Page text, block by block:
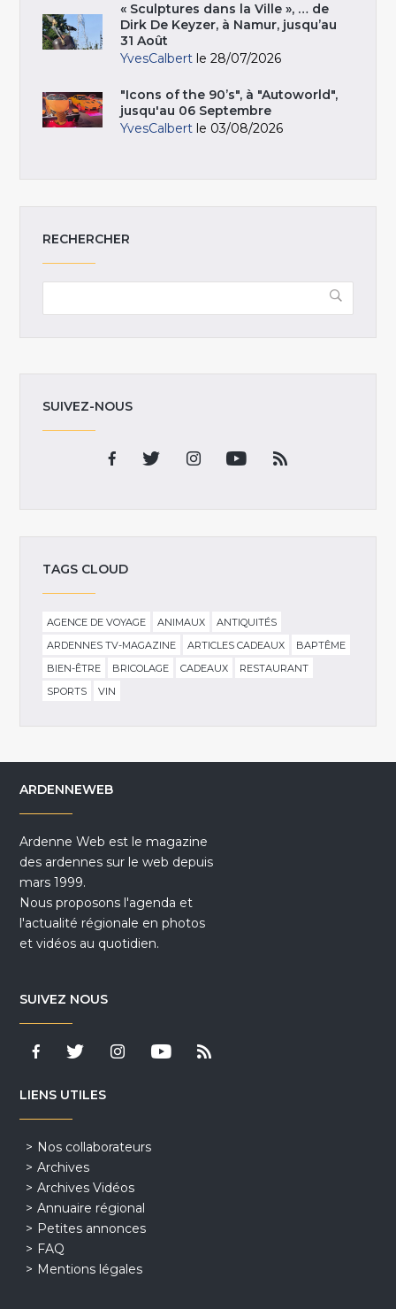
« Sculptures dans la Ville », … de
Dirk De Keyzer, à Namur, jusqu’au
31 Août
YvesCalbert le 28/07/2026
"Icons of the 90’s", à "Autoworld",
jusqu'au 06 Septembre
YvesCalbert le 03/08/2026
RECHERCHER
SUIVEZ-NOUS
TAGS CLOUD
AGENCE DE VOYAGE ANIMAUX
ANTIQUITÉS
ARDENNES TV-MAGAZINE
ARTICLES CADEAUX
BAPTÊME
BIEN-ÊTRE
BRICOLAGE CADEAUX
RESTAURANT
SPORTS
VIN
ARDENNEWEB
Ardenne Web est le magazine
des ardennes sur le web depuis
mars 1999.
Nous proposons l'agenda et
l'actualité régionale en photos
et vidéos au quotidien.
SUIVEZ NOUS
LIENS UTILES
Nos collaborateurs
Archives
Archives Vidéos
Annuaire régional
Petites annonces
FAQ
Mentions légales